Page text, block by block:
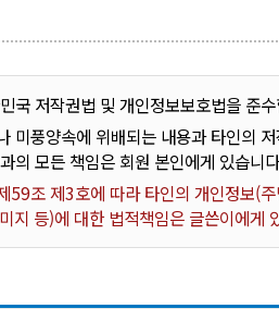
국 저작권법 및 개인정보보호법을 준
미풍양속에 위배되는 내용과 타인의
의 모든 책임은 회원 본인에게 있습니
59조 제3호에 따라 타인의 개인정보(
지 등)에 대한 법적책임은 글쓴이에게